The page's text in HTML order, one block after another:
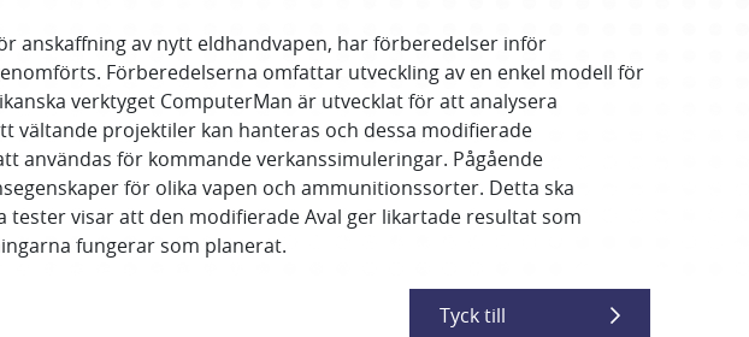
anskaffning av nytt eldhandvapen, har förberedelser inför
Förberedelserna omfattar utveckling av en enkel modell för
verktyget ComputerMan är utvecklat för att analysera
vältande projektiler kan hanteras och dessa modifierade
användas för kommande verkanssimuleringar. Pågående
för olika vapen och ammunitionssorter. Detta ska
visar att den modifierade Aval ger likartade resultat som
fungerar som planerat.
Tyck till